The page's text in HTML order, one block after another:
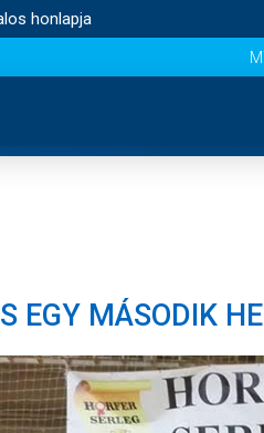
honlapja
EGY MÁSODIK